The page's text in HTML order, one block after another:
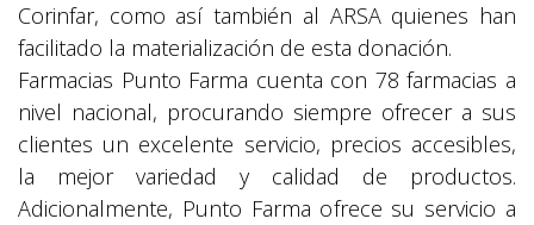
Corinfar, como así también al ARSA quienes han
facilitado la materialización de esta donación.
Farmacias Punto Farma cuenta con 78 farmacias a
nivel nacional, procurando siempre ofrecer a sus
clientes un excelente servicio, precios accesibles,
la mejor variedad y calidad de productos.
Adicionalmente, Punto Farma ofrece su servicio a